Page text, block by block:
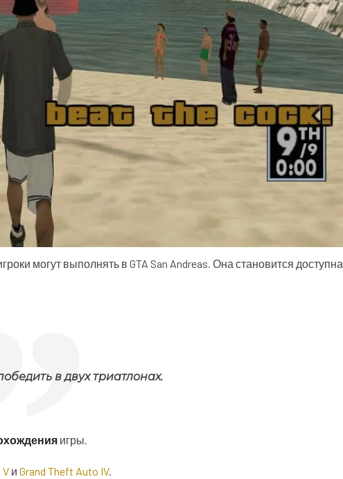
могут выполнять в GTA San Andreas. Она становится доступна
в двух триатлонах.
игры.
V и Grand Theft Auto IV.